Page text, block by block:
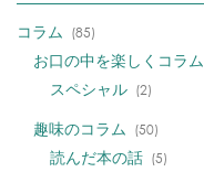
コラム (85)
お口の中を楽しくコラム
スペシャル (2)
趣味のコラム (50)
読んだ本の話 (5)